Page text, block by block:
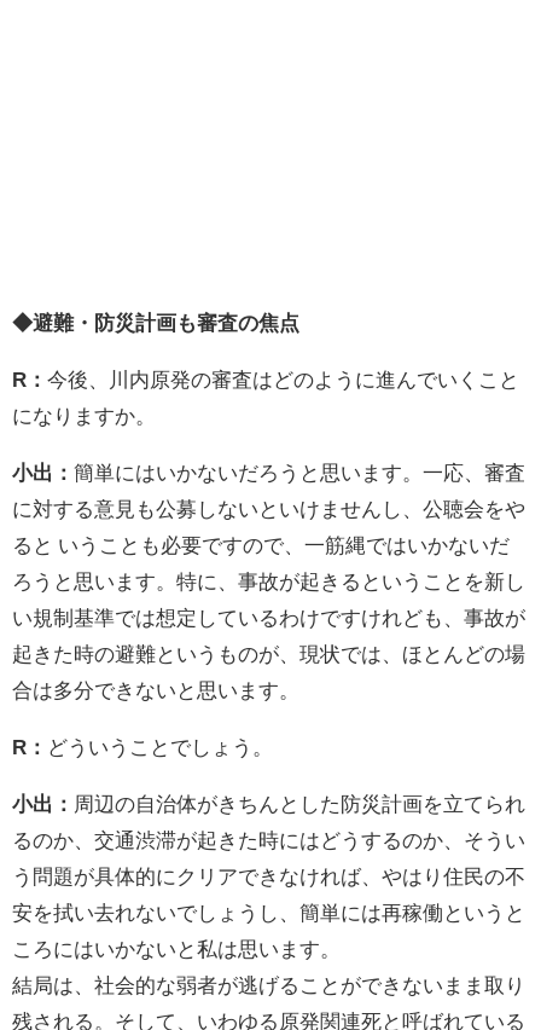
◆避難・防災計画も審査の焦点
R： 今後、川内原発の審査はどのように進んでいくこと
になりますか。
小出： 簡単にはいかないだろうと思います。一応、審査
に対する意見も公募しないといけませんし、公聴会をや
ると いうことも必要ですので、一筋縄ではいかないだ
ろうと思います。特に、事故が起きるということを新し
い規制基準では想定しているわけですけれども、事故が
起きた時の避難というものが、現状では、ほとんどの場
合は多分できないと思います。
R： どういうことでしょう。
小出： 周辺の自治体がきちんとした防災計画を立てられ
るのか、交通渋滞が起きた時にはどうするのか、そうい
う問題が具体的にクリアできなければ、やはり住民の不
安を拭い去れないでしょうし、簡単には再稼働というと
ころにはいかないと私は思います。
結局は、社会的な弱者が逃げることができないまま取り
残される。そして、いわゆる原発関連死と呼ばれている